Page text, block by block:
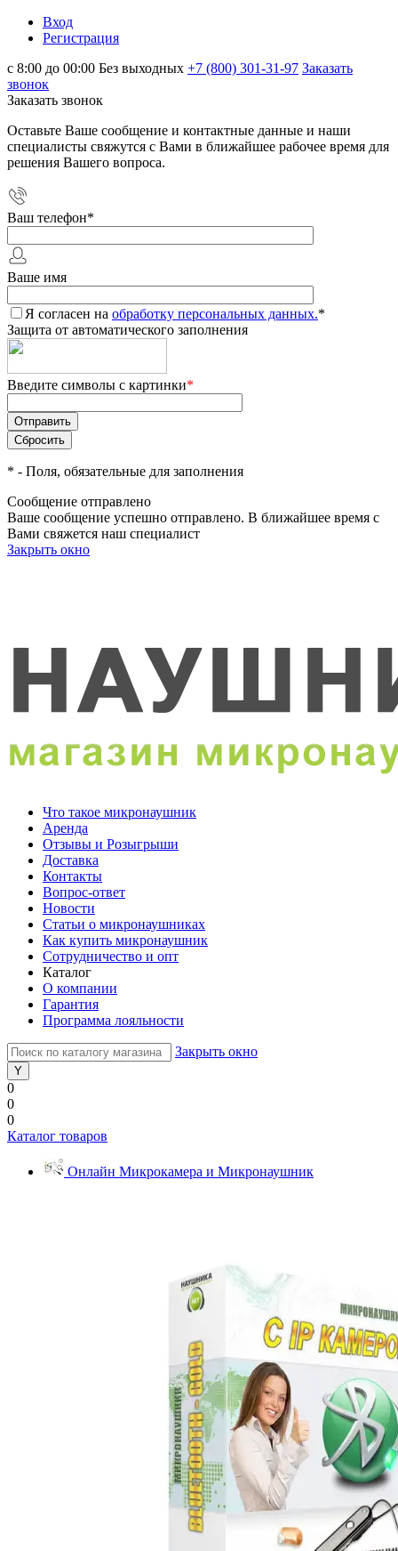
Вход
Регистрация
с 8:00 до 00:00 Без выходных +7 (800) 301-31-97 Заказать
звонок
Заказать звонок
Оставьте Ваше сообщение и контактные данные и наши
специалисты свяжутся с Вами в ближайшее рабочее время для
решения Вашего вопроса.
Ваш телефон*
Ваше имя
Я согласен на обработку персональных данных.*
Защита от автоматического заполнения
Введите символы с картинки*
* - Поля, обязательные для заполнения
Сообщение отправлено
Ваше сообщение успешно отправлено. В ближайшее время с
Вами свяжется наш специалист
Закрыть окно
Что такое микронаушник
Аренда
Отзывы и Розыгрыши
Доставка
Контакты
Вопрос-ответ
Новости
Статьи о микронаушниках
Как купить микронаушник
Сотрудничество и опт
Каталог
О компании
Гарантия
Программа лояльности
Закрыть окно
0
0
0
Каталог товаров
Онлайн Микрокамера и Микронаушник